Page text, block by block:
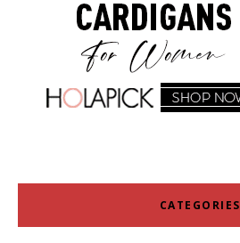
CATEGORIES